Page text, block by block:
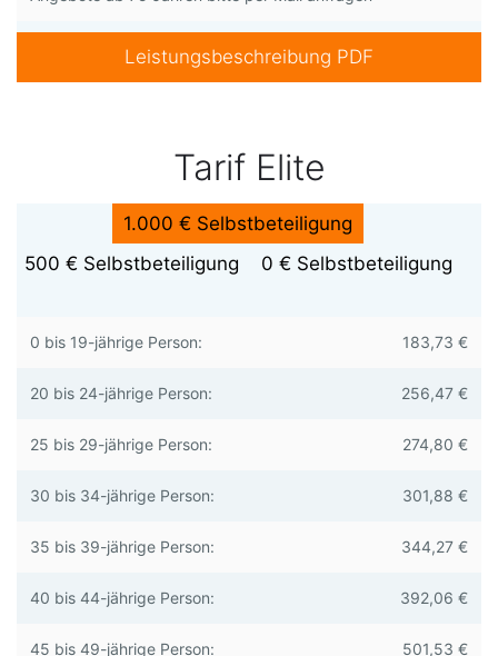
Leistungsbeschreibung PDF
Tarif Elite
1.000 € Selbstbeteiligung
500 € Selbstbeteiligung
0 € Selbstbeteiligung
0 bis 19-jährige Person: 183,73 €
20 bis 24-jährige Person: 256,47 €
25 bis 29-jährige Person: 274,80 €
30 bis 34-jährige Person: 301,88 €
35 bis 39-jährige Person: 344,27 €
40 bis 44-jährige Person: 392,06 €
45 bis 49-jährige Person: 501,53 €